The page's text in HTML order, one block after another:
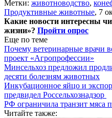
Метки: животноводство,
Продуктивные животные, 7
Какие новости интересны
жизни»? Пройти опрос
Еще по теме
Почему ветеринарные врачи
проект «Агропрофессии»
Минсельхоз предложил
десяти болезням животных
Инкубационное яйцо и
предвидел Россельхознадзор
РФ ограничила транзит мяса
Читайте также: